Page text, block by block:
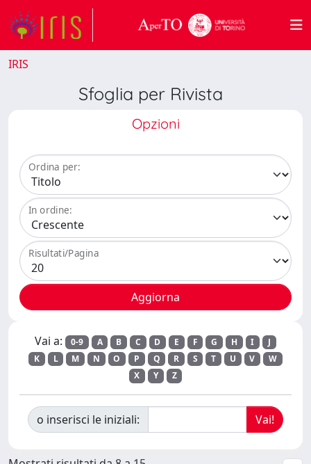
IRIS
Sfoglia per Rivista
Opzioni
Ordina per:
In ordine:
Risultati/Pagina
Vai a: 0-9 A B C D E F G H I
J
K
L M N O P Q R S T U V
W
X
Y Z
o inserisci le iniziali: